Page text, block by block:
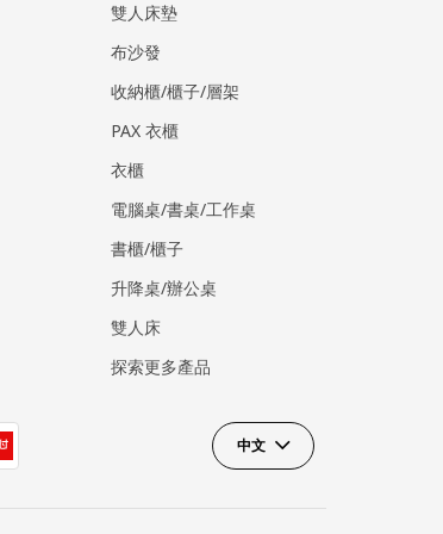
雙人床墊
布沙發
收納櫃/櫃子/層架
PAX 衣櫃
衣櫃
電腦桌/書桌/工作桌
書櫃/櫃子
升降桌/辦公桌
雙人床
探索更多產品
中文